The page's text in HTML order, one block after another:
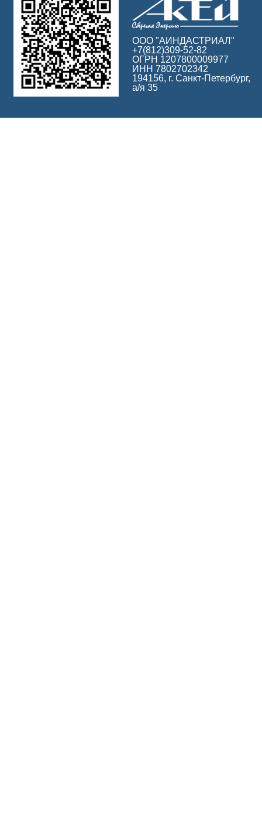
ООО "АИНДАСТРИАЛ"
+7(812)309-52-82
ОГРН 1207800009977
ИНН 7802702342
194156, г. Санкт-Петербург,
а/я 35